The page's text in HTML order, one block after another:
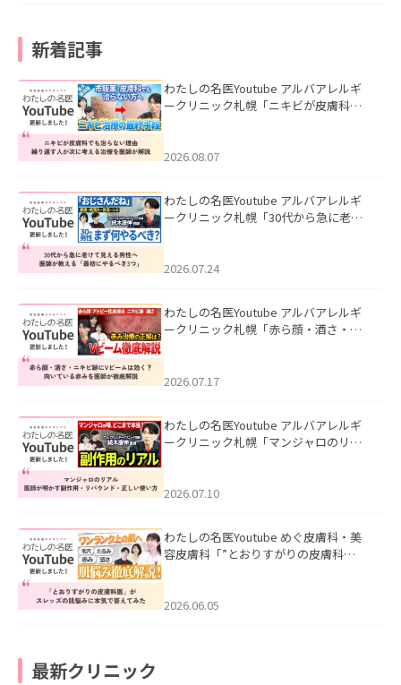
新着記事
わたしの名医Youtube アルバアレルギ
ークリニック札幌「ニキビが皮膚科で
ました。
2026.08.07
わたしの名医Youtube アルバアレルギ
ークリニック札幌「30代から急に老け
た。
2026.07.24
わたしの名医Youtube アルバアレルギ
ークリニック札幌「赤ら顔・酒さ・ニ
した。
2026.07.17
わたしの名医Youtube アルバアレルギ
ークリニック札幌「マンジャロのリア
た。
2026.07.10
わたしの名医Youtube めぐ皮膚科・美
容皮膚科「”とおりすがりの皮膚科
2026.06.05
最新クリニック